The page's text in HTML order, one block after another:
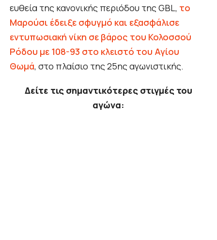
ευθεία της κανονικής περιόδου της GBL, το
Μαρούσι έδειξε σφυγμό και εξασφάλισε
εντυπωσιακή νίκη σε βάρος του Κολοσσού
Ρόδου με 108-93 στο κλειστό του Αγίου
Θωμά, στο πλαίσιο της 25ης αγωνιστικής.
Δείτε τις σημαντικότερες στιγμές του
αγώνα: